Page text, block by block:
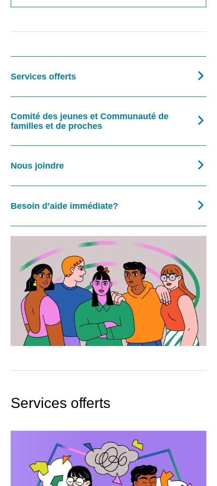
Services offerts
Comité des jeunes et Communauté de
familles et de proches
Nous joindre
Besoin d’aide immédiate?
Services offerts